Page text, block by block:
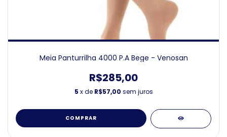
Meia Panturrilha 4000 P.A Bege - Venosan
R$285,00
5 x de R$57,00 sem juros
COMPRAR